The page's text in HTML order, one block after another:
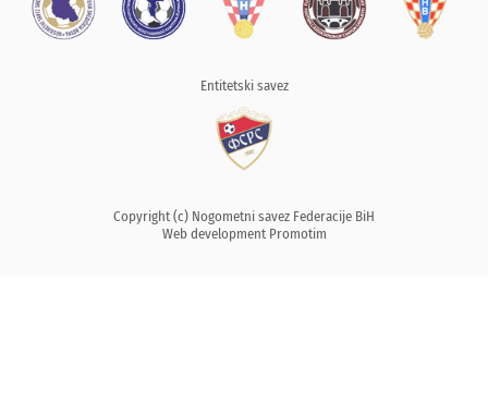
Entitetski savez
Copyright (c) Nogometni savez Federacije BiH
Web development Promotim